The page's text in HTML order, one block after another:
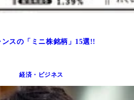
スの「ミニ株銘柄」15選!!
経済・ビジネス